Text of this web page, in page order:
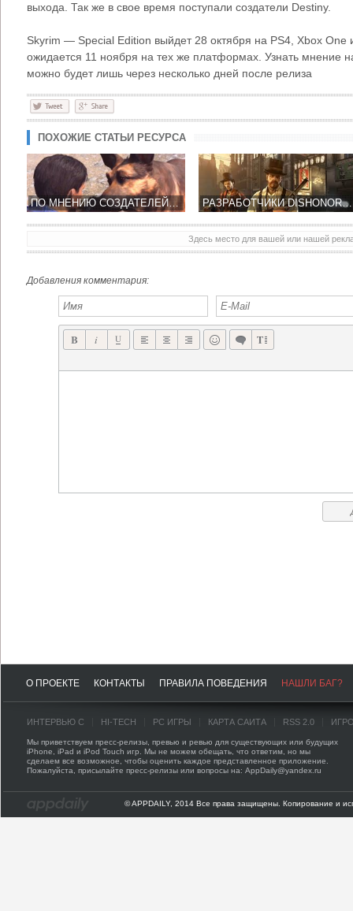
выхода. Так же в свое время поступали создатели Destiny.
Skyrim — Special Edition выйдет 28 октября на PS4, Xbox
ожидается 11 ноября на тех же платформах. Узнать мнение
можно будет лишь через несколько дней после релиза
ПОХОЖИЕ СТАТЬИ РЕСУРСА
ПО МНЕНИЮ СОЗДАТЕЛЕЙ ФОЛЛАУТ 4 ДОЛЖНА ЗАТМИТЬ SKYRIM РАЗРАБОТЧИКИ DISHONORED 2 ОБЪЯСНИЛИ ПОЧЕМУ НЕ ПОКАЗАЛИ ГЕЙМПЛЕЙ
Здесь место для вашей или нашей
Добавления комментария:
О ПРОЕКТЕ КОНТАКТЫ ПРАВИЛА ПОВЕДЕНИЯ НАШЛИ БАГ?
ИНТЕРВЬЮ С HI-TECH PC ИГРЫ КАРТА САЙТА RSS 2.0
Мы приветствуем пресс-релизы, превью и ревью для существующих или будущих
iPhone, iPad и iPod Touch игр. Мы не можем обещать, что ответим, но мы
сделаем все возможное, чтобы оценить каждое представленное приложение.
Пожалуйста, присылайте пресс-релизы или вопросы на: AppDaily@yandex.ru
© APPDAILY, 2014 Все права защищены. Копирование и